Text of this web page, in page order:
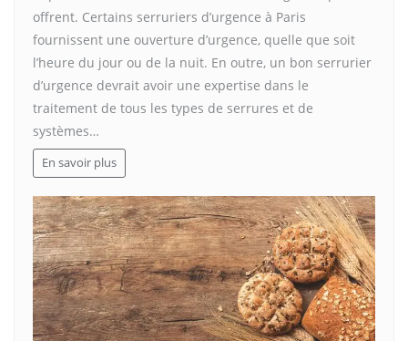
offrent. Certains serruriers d’urgence à Paris
fournissent une ouverture d’urgence, quelle que soit
l’heure du jour ou de la nuit. En outre, un bon serrurier
d’urgence devrait avoir une expertise dans le
traitement de tous les types de serrures et de
systèmes…
En savoir plus